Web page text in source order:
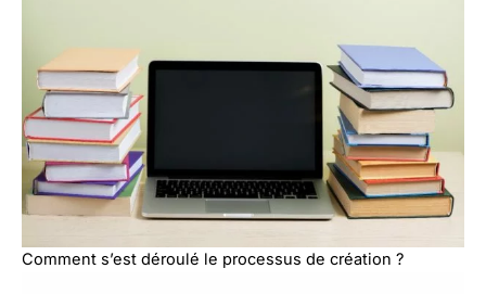
Comment s’est déroulé le processus de création ?